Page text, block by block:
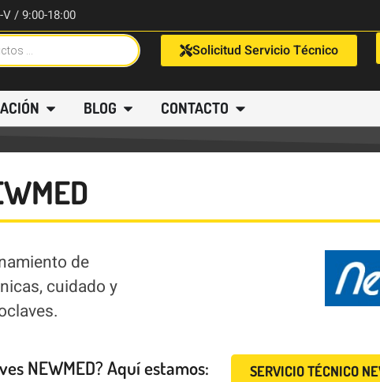
/ 9:00-18:00
Solicitud Servicio Técnico
BLOG CONTACTO
de
cuidado y
NEWMED? Aquí estamos: SERVICIO TÉCNICO